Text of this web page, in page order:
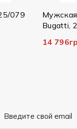
кожаная дубленка
36 990грн.